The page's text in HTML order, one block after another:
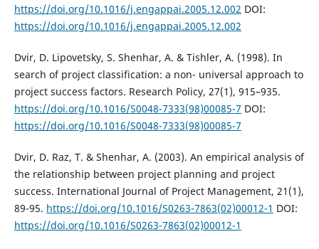
https://doi.org/10.1016/j.engappai.2005.12.002 DOI:
https://doi.org/10.1016/j.engappai.2005.12.002
Dvir, D. Lipovetsky, S. Shenhar, A. & Tishler, A. (1998). In
search of project classification: a non- universal approach to
project success factors. Research Policy, 27(1), 915–935.
https://doi.org/10.1016/S0048-7333(98)00085-7 DOI:
https://doi.org/10.1016/S0048-7333(98)00085-7
Dvir, D. Raz, T. & Shenhar, A. (2003). An empirical analysis of
the relationship between project planning and project
success. International Journal of Project Management, 21(1),
89-95. https://doi.org/10.1016/S0263-7863(02)00012-1 DOI:
https://doi.org/10.1016/S0263-7863(02)00012-1